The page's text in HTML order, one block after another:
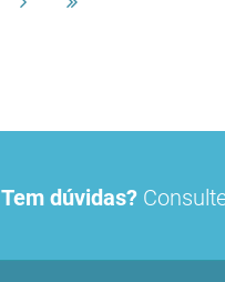
Tem dúvidas?